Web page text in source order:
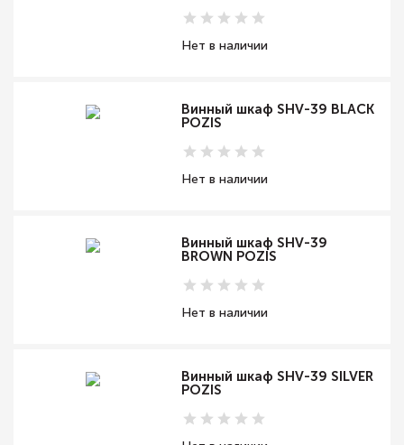
Нет в наличии
Винный шкаф SHV-39 BLACK
POZIS
Нет в наличии
Винный шкаф SHV-39
BROWN POZIS
Нет в наличии
Винный шкаф SHV-39 SILVER
POZIS